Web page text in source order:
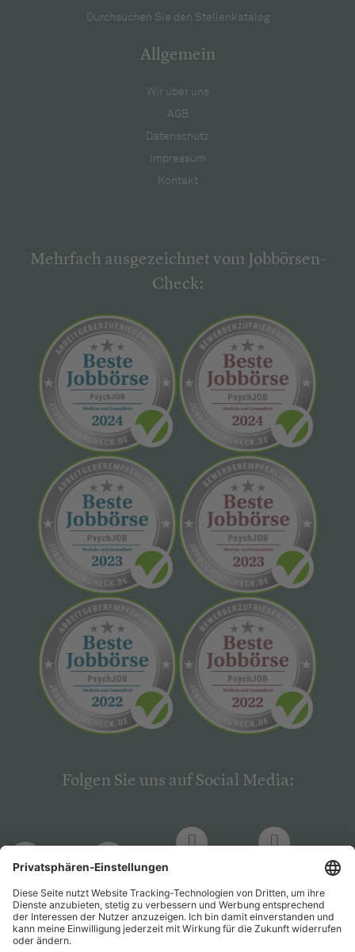
Durchsuchen Sie den Stellenkatalog
Allgemein
Wir über uns
AGB
Datenschutz
Impressum
Kontakt
Mehrfach ausgezeichnet vom Jobbörsen-
Check:
Folgen Sie uns auf Social Media:
PsychJOB PsychJOB
Hogrefe
Verlag
Hogrefe
Verlag